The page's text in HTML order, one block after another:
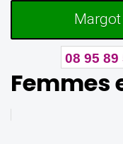
08 95 89
Femmes